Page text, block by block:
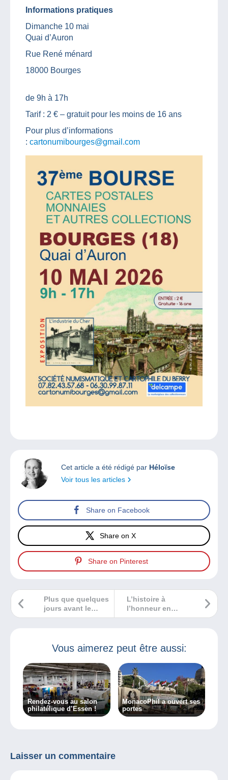
Informations pratiques
Dimanche 10 mai
Quai d’Auron
Rue René ménard
18000 Bourges
de 9h à 17h
Tarif : 2 € – gratuit pour les moins de 16 ans
Pour plus d’informations
: cartonumibourges@gmail.com
Cet article a été rédigé par Héloïse
Voir tous les articles
Share on Facebook
Share on X
Share on Pinterest
L’histoire à
l’honneur en
bande dessinée
Plus que quelques
jours avant le
Salon Bas-
Ouistreham
Vous aimerez peut être aussi:
Rendez-vous au salon
philatélique d’Essen !
MonacoPhil a ouvert ses
portes
Laisser un commentaire